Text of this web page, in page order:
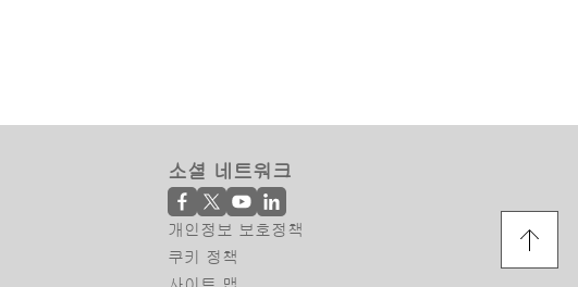
소셜 네트워크
개인정보 보호정책
쿠키 정책